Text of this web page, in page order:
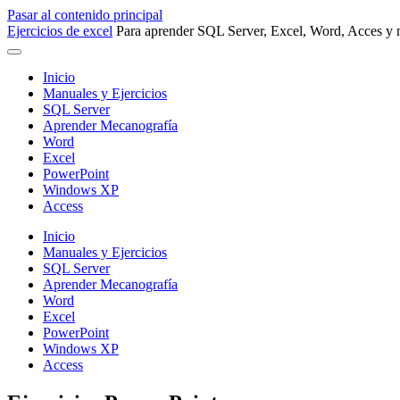
Pasar al contenido principal
Ejercicios de excel Para aprender SQL Server, Excel, Word, Acces y
Inicio
Manuales y Ejercicios
SQL Server
Aprender Mecanografía
Word
Excel
PowerPoint
Windows XP
Access
Inicio
Manuales y Ejercicios
SQL Server
Aprender Mecanografía
Word
Excel
PowerPoint
Windows XP
Access